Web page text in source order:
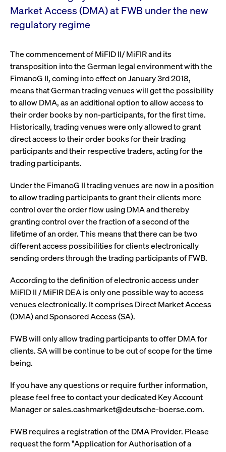
institutionellen Kunden Zugang zu einem
Dark Pool, der die effiziente Ausführung
Mehr
Jetzt abonnieren
Market Access (DMA) at FWB under the new
regulatory regime
The commencement of MiFID II/ MiFIR and its
transposition into the German legal environment with the
FimanoG II, coming into effect on January 3rd 2018,
means that German trading venues will get the possibility
to allow DMA, as an additional option to allow access to
their order books by non-participants, for the first time.
Historically, trading venues were only allowed to grant
direct access to their order books for their trading
participants and their respective traders, acting for the
trading participants.
Under the FimanoG II trading venues are now in a position
to allow trading participants to grant their clients more
control over the order flow using DMA and thereby
granting control over the fraction of a second of the
lifetime of an order. This means that there can be two
different access possibilities for clients electronically
sending orders through the trading participants of FWB.
According to the definition of electronic access under
MiFID II / MiFIR DEA is only one possible way to access
venues electronically. It comprises Direct Market Access
(DMA) and Sponsored Access (SA).
FWB will only allow trading participants to offer DMA for
clients. SA will be continue to be out of scope for the time
being.
If you have any questions or require further information,
please feel free to contact your dedicated Key Account
Manager or sales.cashmarket@deutsche-boerse.com.
FWB requires a registration of the DMA Provider. Please
request the form "Application for Authorisation of a
boerse.com
.cashmarket.deutsche-
boerse.com
ApplicationGatewayAffinityCORS
analytics.deutsche-
boerse.com
Session
ApplicationGatewayAffinityCORS
www.cashmarket.deutsche-
boerse.com
Session
bis
_pk_id.7.931a
www.cashmarket.deutsche-
1 Jahr
Dieser Cookie-Name
Name
Anbieter /
Gültig
Beschreibung